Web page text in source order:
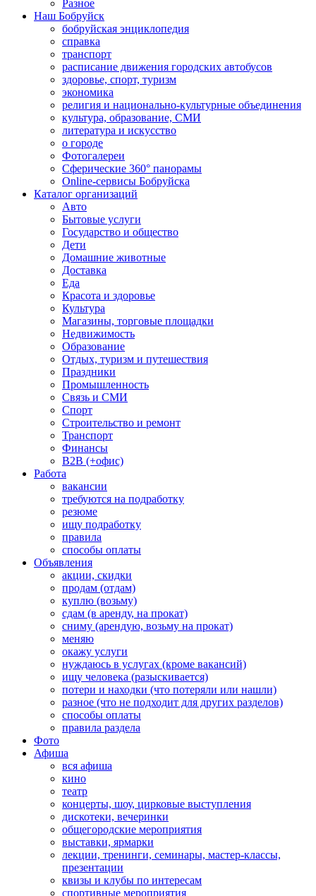
Разное
Наш Бобруйск
бобруйская энциклопедия
справка
транспорт
расписание движения городских автобусов
здоровье, спорт, туризм
экономика
религия и национально-культурные объединения
культура, образование, СМИ
литература и искусство
о городе
Фотогалереи
Сферические 360° панорамы
Online-сервисы Бобруйска
Каталог организаций
Авто
Бытовые услуги
Государство и общество
Дети
Домашние животные
Доставка
Еда
Красота и здоровье
Культура
Магазины, торговые площадки
Недвижимость
Образование
Отдых, туризм и путешествия
Праздники
Промышленность
Связь и СМИ
Спорт
Строительство и ремонт
Транспорт
Финансы
B2B (+офис)
Работа
вакансии
требуются на подработку
резюме
ищу подработку
правила
способы оплаты
Объявления
акции, скидки
продам (отдам)
куплю (возьму)
сдам (в аренду, на прокат)
сниму (арендую, возьму на прокат)
меняю
окажу услуги
нуждаюсь в услугах (кроме вакансий)
ищу человека (разыскивается)
потери и находки (что потеряли или нашли)
разное (что не подходит для других разделов)
способы оплаты
правила раздела
Фото
Афиша
вся афиша
кино
театр
концерты, шоу, цирковые выступления
дискотеки, вечеринки
общегородские мероприятия
выставки, ярмарки
лекции, тренинги, семинары, мастер-классы,
презентации
квизы и клубы по интересам
спортивные мероприятия